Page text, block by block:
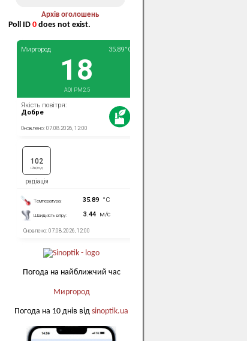
Архів оголошень
Poll ID 0 does not exist.
Погода на найближчий час
Миргород
Погода на 10 днів від sinoptik.ua